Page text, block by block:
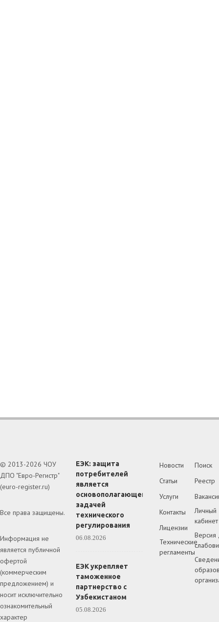
© 2013-2026 ЧОУ
ДПО "Евро-Регистр"
(euro-register.ru)
Все права защищены.
Информация не
является публичной
офертой
(коммерческим
предложением) и
носит исключительно
ознакомительный
характер
ЕЭК: защита
потребителей
является
основополагающей
задачей
технического
регулирования
06.08.2026
ЕЭК укрепляет
таможенное
партнерство с
Узбекистаном
05.08.2026
Новости
Статьи
Услуги
Контакты
Лицензии
Технические
регламенты
Поиск
Реестр
Личный
кабинет
Версия